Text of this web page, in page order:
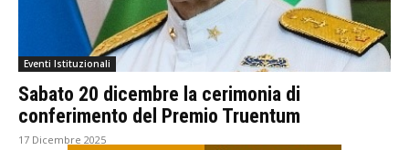
Eventi Istituzionali
Sabato 20 dicembre la cerimonia di
conferimento del Premio Truentum
17 Dicembre 2025